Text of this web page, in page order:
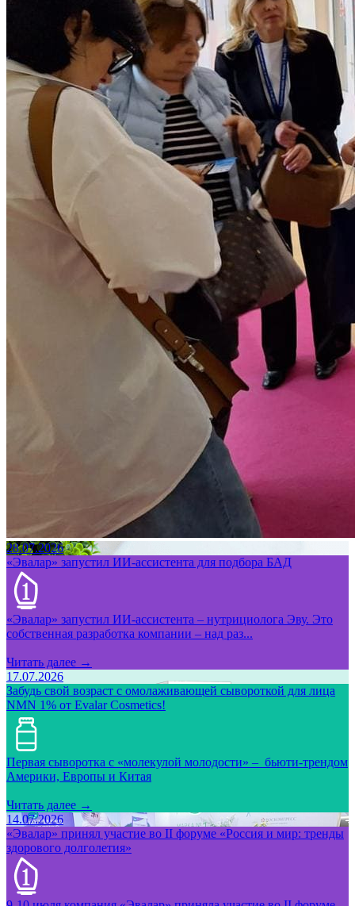
28.07.2026
«Эвалар» запустил ИИ-ассистента для подбора БАД
«Эвалар» запустил ИИ-ассистента – нутрициолога Эву. Это
собственная разработка компании – над раз...
Читать далее →
17.07.2026
Забудь свой возраст с омолаживающей сывороткой для лица
NMN 1% от Evalar Cosmetics!
Первая сыворотка с «молекулой молодости» – бьюти-трендом
Америки, Европы и Китая
Читать далее →
14.07.2026
«Эвалар» принял участие во II форуме «Россия и мир: тренды
здорового долголетия»